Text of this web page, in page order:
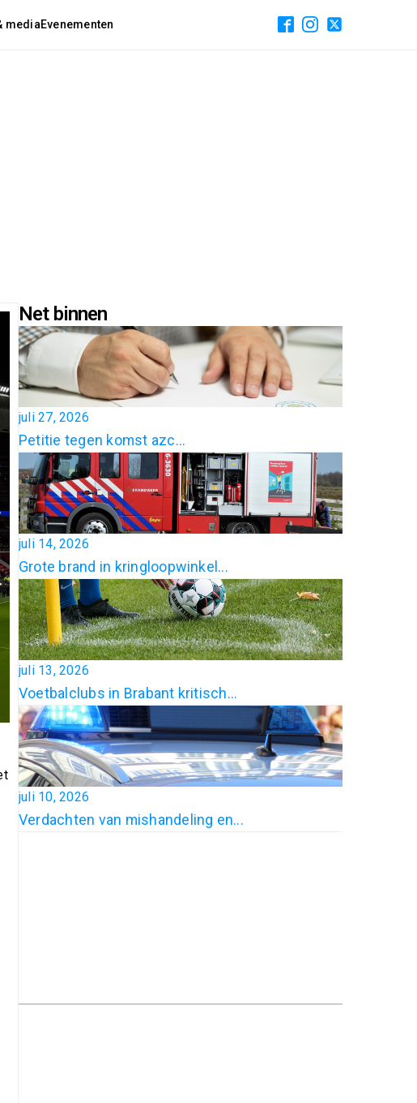
mediaEvenementen
Net binnen
juli 27, 2026
Petitie tegen komst azc...
juli 14, 2026
Grote brand in kringloopwinkel...
juli 13, 2026
Voetbalclubs in Brabant kritisch...
juli 10, 2026
Verdachten van mishandeling en...